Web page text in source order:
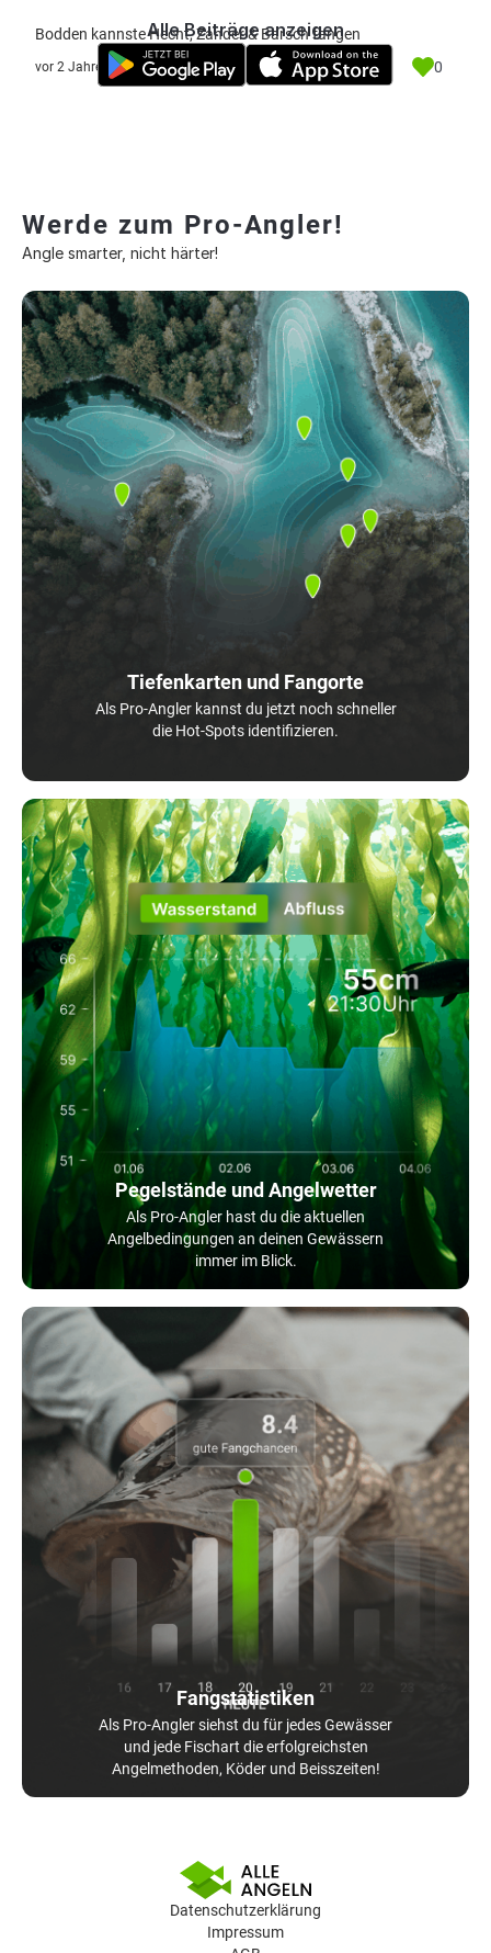
Bodden kannste Hecht, Zander & Barsch fangen
vor 2 Jahre 0
Alle Beiträge anzeigen
Werde zum Pro-Angler!
Angle smarter, nicht härter!
Tiefenkarten und Fangorte
Als Pro-Angler kannst du jetzt noch schneller
die Hot-Spots identifizieren.
Pegelstände und Angelwetter
Als Pro-Angler hast du die aktuellen
Angelbedingungen an deinen Gewässern
immer im Blick.
Fangstatistiken
Als Pro-Angler siehst du für jedes Gewässer
und jede Fischart die erfolgreichsten
Angelmethoden, Köder und Beisszeiten!
Datenschutzerklärung
Impressum